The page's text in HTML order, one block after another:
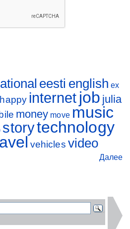
eesti english ex
happy internet job julia
money move music
storytechnology
vehicles video
Далее